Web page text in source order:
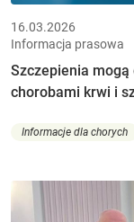
16.03.2026
Informacja prasowa
Szczepienia
chorobami krwi i
Informacje dla chorych